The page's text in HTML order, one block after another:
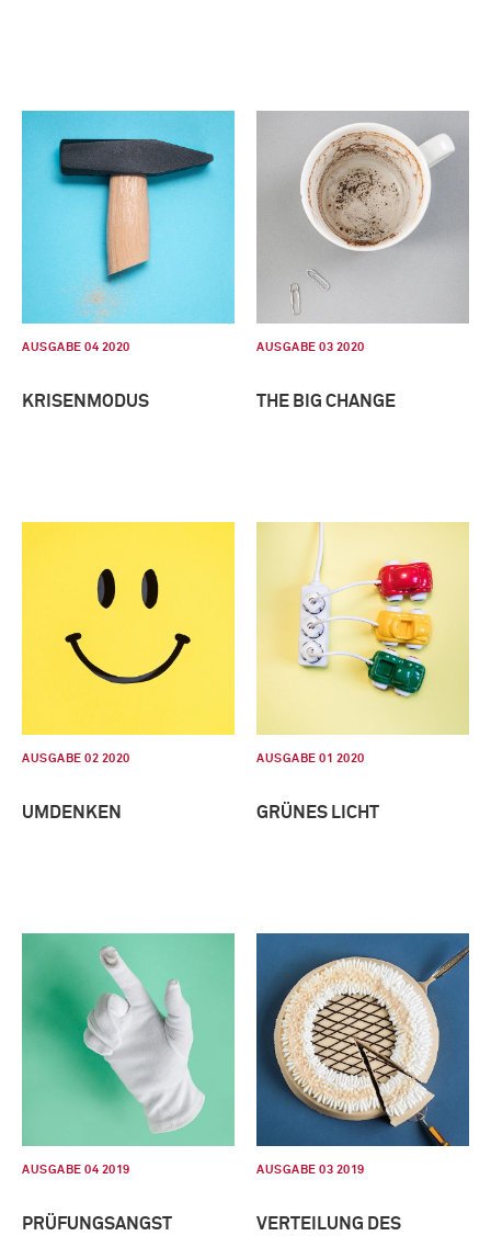
AUSGABE 04 2020
KRISENMODUS
AUSGABE 03 2020
THE BIG CHANGE
AUSGABE 02 2020
UMDENKEN
AUSGABE 01 2020
GRÜNES LICHT
AUSGABE 04 2019
PRÜFUNGSANGST
AUSGABE 03 2019
VERTEILUNG DES